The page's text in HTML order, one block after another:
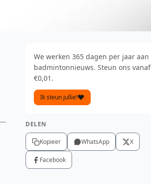
We werken 365 dagen per jaar aan
badmintonnieuws. Steun ons vanaf
€0,01.
Ik steun jullie!
DELEN
Kopieer WhatsApp X
Facebook